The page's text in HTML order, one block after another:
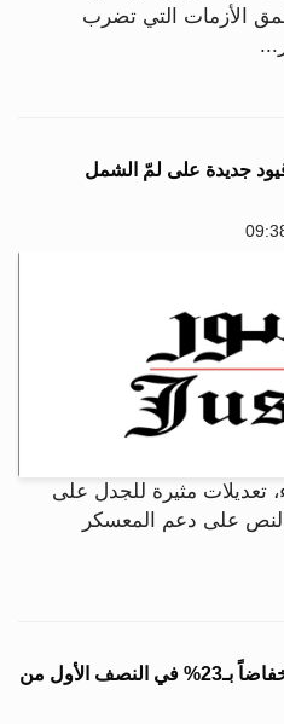
الأزمات التي تضرب
قيود جديدة على لمّ الشمل
تعديلات مثيرة للجدل على
على دعم المعسكر
وكالة اللجوء الأوروبية تسجل انخفاضاً بـ23% في النصف الأول من